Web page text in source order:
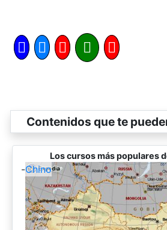
Contenidos que te
Los cursos más populares
-Chino